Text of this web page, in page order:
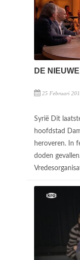
DE
25 Februari
Syrië Dit
hoofdstad
heroveren. In
doden